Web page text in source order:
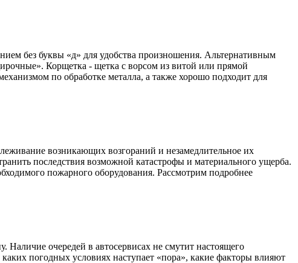
без буквы «д» для удобства произношения. Альтернативным
Корщетка - щетка с ворсом из витой или прямой
по обработке металла, а также хорошо подходит для
возникающих возгораний и незамедлительное их
последствия возможной катастрофы и материального ущерба.
пожарного оборудования. Рассмотрим подробнее
очередей в автосервисах не смутит настоящего
погодных условиях наступает «пора», какие факторы влияют